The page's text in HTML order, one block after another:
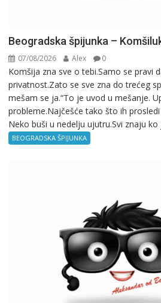
Beogradska špijunka –
07/08/2026 Alex 0
Komšija zna sve o tebi.Samo se pravi
privatnost.Zato se sve zna do trećeg
mešam se ja.“To je uvod u mešanje.
probleme.Najčešće tako što ih
Neko buši u nedelju ujutru.Svi znaju ko
BEOGRADSKA ŠPIJUNKA